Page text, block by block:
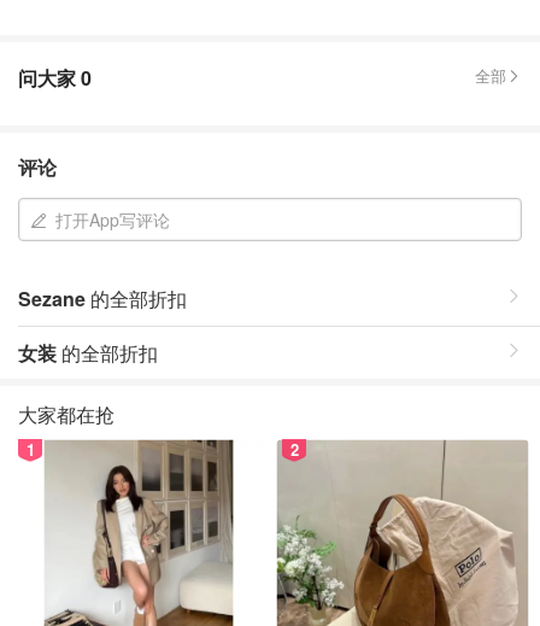
问大家0 全部
评论
打开App写评论
Sezane 的全部折扣
女装 的全部折扣
大家都在抢
1 2